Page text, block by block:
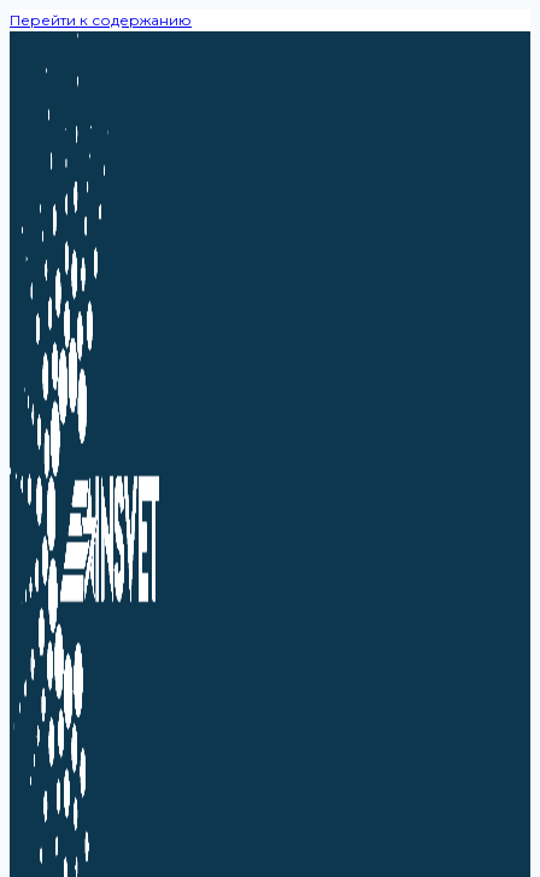
Перейти к содержанию